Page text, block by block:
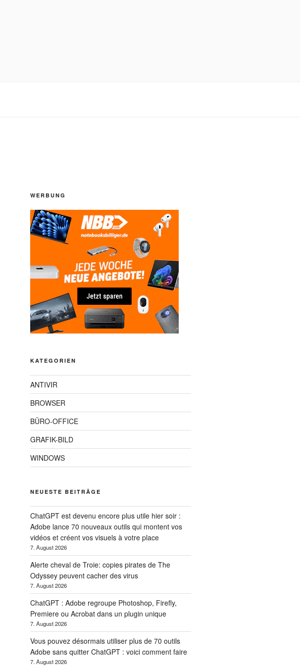
WERBUNG
KATEGORIEN
ANTIVIR
BROWSER
BÜRO-OFFICE
GRAFIK-BILD
WINDOWS
NEUESTE BEITRÄGE
ChatGPT est devenu encore plus utile hier soir :
Adobe lance 70 nouveaux outils qui montent vos
vidéos et créent vos visuels à votre place
7. August 2026
Alerte cheval de Troie: copies pirates de The
Odyssey peuvent cacher des virus
7. August 2026
ChatGPT : Adobe regroupe Photoshop, Firefly,
Premiere ou Acrobat dans un plugin unique
7. August 2026
Vous pouvez désormais utiliser plus de 70 outils
Adobe sans quitter ChatGPT : voici comment faire
7. August 2026